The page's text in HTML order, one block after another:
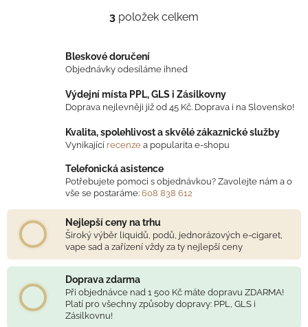
O
á
a
c
í
p
v
k
v
ý
p
i
u
3 položek celkem
Bleskové doručení
Objednávky odesíláme ihned
Výdejní místa PPL, GLS i Zásilkovny
Doprava nejlevněji již od 45 Kč. Doprava i na Slovensko!
Kvalita, spolehlivost a skvělé zákaznické služby
Vynikající recenze a popularita e-shopu
Telefonická asistence
Potřebujete pomoci s objednávkou? Zavolejte nám a o
vše se postaráme: 608 838 612
Nejlepší ceny na trhu
Široký výběr liquidů, podů, jednorázových e-cigaret,
vape sad a zařízení vždy za ty nejlepší ceny
Doprava zdarma
Při objednávce nad 1 500 Kč máte dopravu ZDARMA!
Platí pro všechny způsoby dopravy: PPL, GLS i
Zásilkovnu!